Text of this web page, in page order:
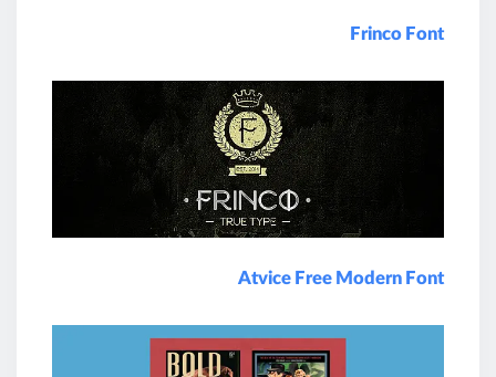
Frinco Font
Atvice Free Modern Font